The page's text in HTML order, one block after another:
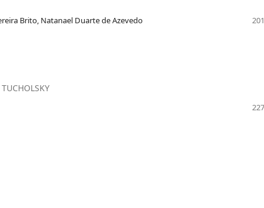
Brito, Natanael Duarte de Azevedo